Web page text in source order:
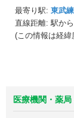
最寄り駅: 東武
直線距離: 駅から
(この情報は経
医療機関・薬